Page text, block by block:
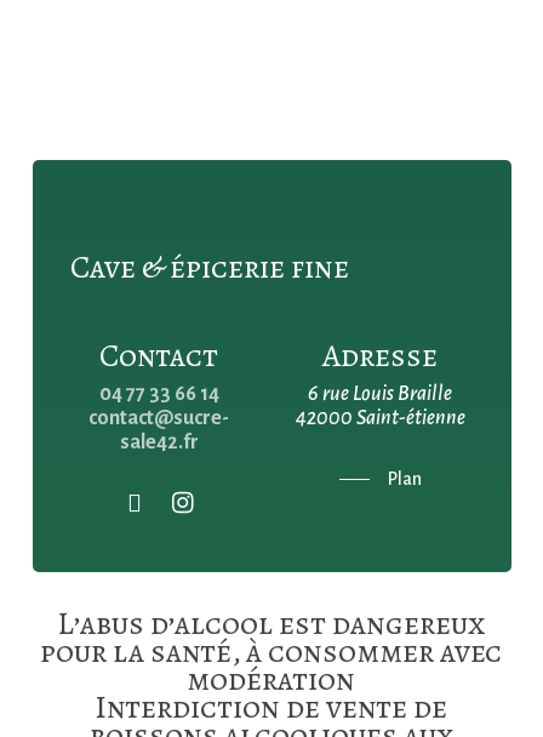
Cave & épicerie fine
Contact
04 77 33 66 14
contact@sucre-
sale42.fr
Adresse
6 rue Louis Braille
42000 Saint-étienne
Plan
L’abus d’alcool est dangereux
pour la santé, à consommer avec
modération
Interdiction de vente de